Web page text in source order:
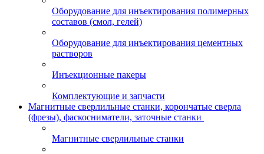
Оборудование для инъектирования полимерных
составов (смол, гелей)
Оборудование для инъектирования цементных
растворов
Инъекционные пакеры
Комплектующие и запчасти
Магнитные сверлильные станки, корончатые сверла
(фрезы), фаскосниматели, заточные станки
Магнитные сверлильные станки